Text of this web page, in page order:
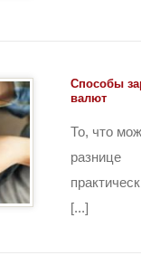
Способы
валют
То, что
[...]